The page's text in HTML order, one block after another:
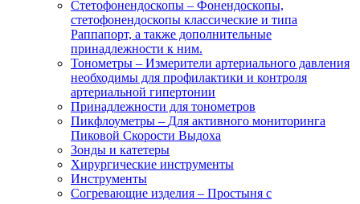
Стетофонендоскопы – Фонендоскопы,
стетофонендоскопы классические и типа
Раппапорт, а также дополнительные
принадлежности к ним.
Тонометры – Измерители артериального давления
необходимы для профилактики и контроля
артериальной гипертонии
Принадлежности для тонометров
Пикфлоуметры – Для активного мониторинга
Пиковой Скорости Выдоха
Зонды и катетеры
Хирургические инструменты
Инструменты
Согревающие изделия – Простыня с